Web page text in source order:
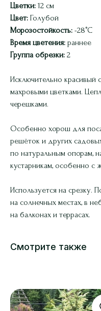
Цветки:12 см
Цвет: Голубой
Морозостойкость: -28°C
Время цветения: раннее
Группа обрезки: 2
Исключительно красивый
махровыми цветками.
черешками.
Особенно хорош для
решёток и других
по натуральным опорам,
кустарникам, особенно с
Используется на срезку.
на солнечных местах, в
на балконах и террасах.
Смотрите также